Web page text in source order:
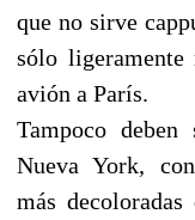
que no sirve
sólo ligeramente
avión a París.
Tampoco
Nueva York,
más